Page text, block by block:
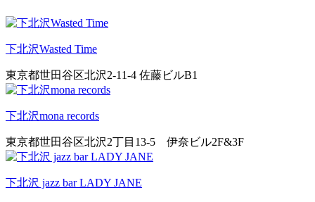
下北沢Wasted Time
東京都世田谷区北沢2-11-4 佐藤ビルB1
下北沢mona records
東京都世田谷区北沢2丁目13-5 伊奈ビル2F&3F
下北沢 jazz bar LADY JANE